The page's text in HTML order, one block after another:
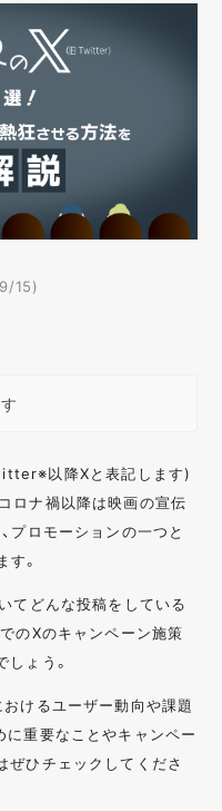
15)
以降Xと表記します)
ロナ禍以降は映画の宣伝
プロモーションの一つと
。
てどんな投稿をしている
のXのキャンペーン施策
ょう。
けるユーザー動向や課題
に重要なことやキャンペー
ぜひチェックしてくださ